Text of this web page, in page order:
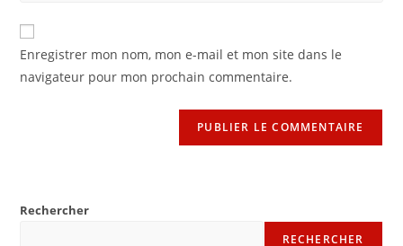
comment
de
votre
(facultatif)
Enregistrer mon nom, mon e-mail et mon site dans le
navigateur pour mon prochain commentaire.
Rechercher
RECHERCHER